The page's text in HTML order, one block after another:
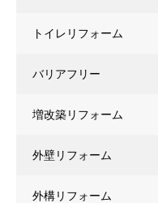
トイレリフォーム
バリアフリー
増改築リフォーム
外壁リフォーム
外構リフォーム